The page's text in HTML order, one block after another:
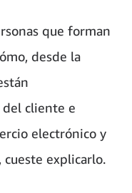
que forman
desde la
cliente e
electrónico y
cueste explicarlo.